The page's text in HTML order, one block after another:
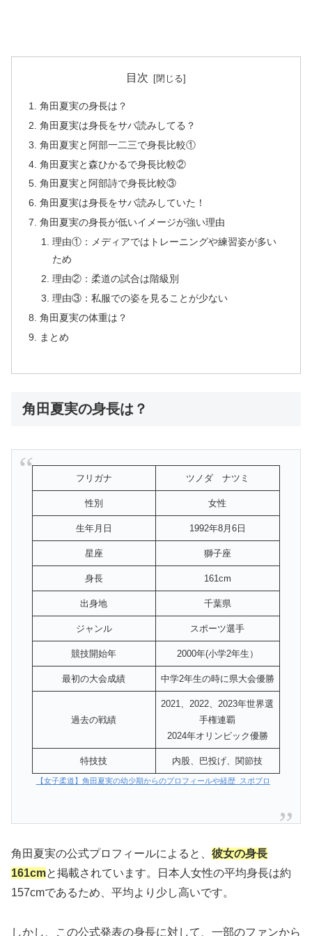
目次
角田夏実の身長は？
角田夏実は身長をサバ読みしてる？
角田夏実と阿部一二三で身長比較①
角田夏実と森ひかるで身長比較②
角田夏実と阿部詩で身長比較③
角田夏実は身長をサバ読みしていた！
角田夏実の身長が低いイメージが強い理由
理由①：メディアではトレーニングや練習姿が多い
ため
理由②：柔道の試合は階級別
理由③：私服での姿を見ることが少ない
角田夏実の体重は？
まとめ
角田夏実の身長は？
フリガナ ツノダ ナツミ
性別 女性
生年月日 1992年8月6日
星座 獅子座
身長 161cm
出身地 千葉県
ジャンル スポーツ選手
競技開始年 2000年(小学2年生）
最初の大会成績 中学2年生の時に県大会優勝
過去の戦績
2021、2022、2023年世界選
手権連覇
2024年オリンピック優勝
特技技 内股、巴投げ、関節技
【女子柔道】角田夏実の幼少期からのプロフィールや経歴 スポブロ
角田夏実の公式プロフィールによると、 彼女の身長
161cmと掲載されています。日本人女性の平均身長は約
157cmであるため、平均より少し高いです。
しかし、この公式発表の身長に対して、一部のファンから